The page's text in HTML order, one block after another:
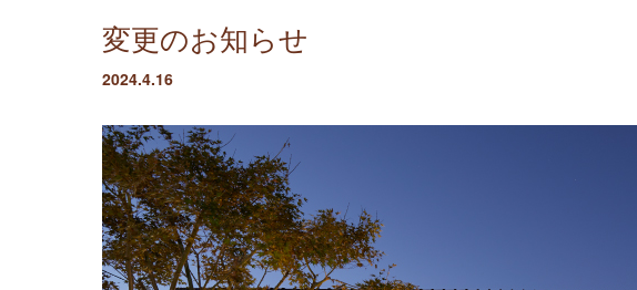
変更のお知らせ
2024.4.16